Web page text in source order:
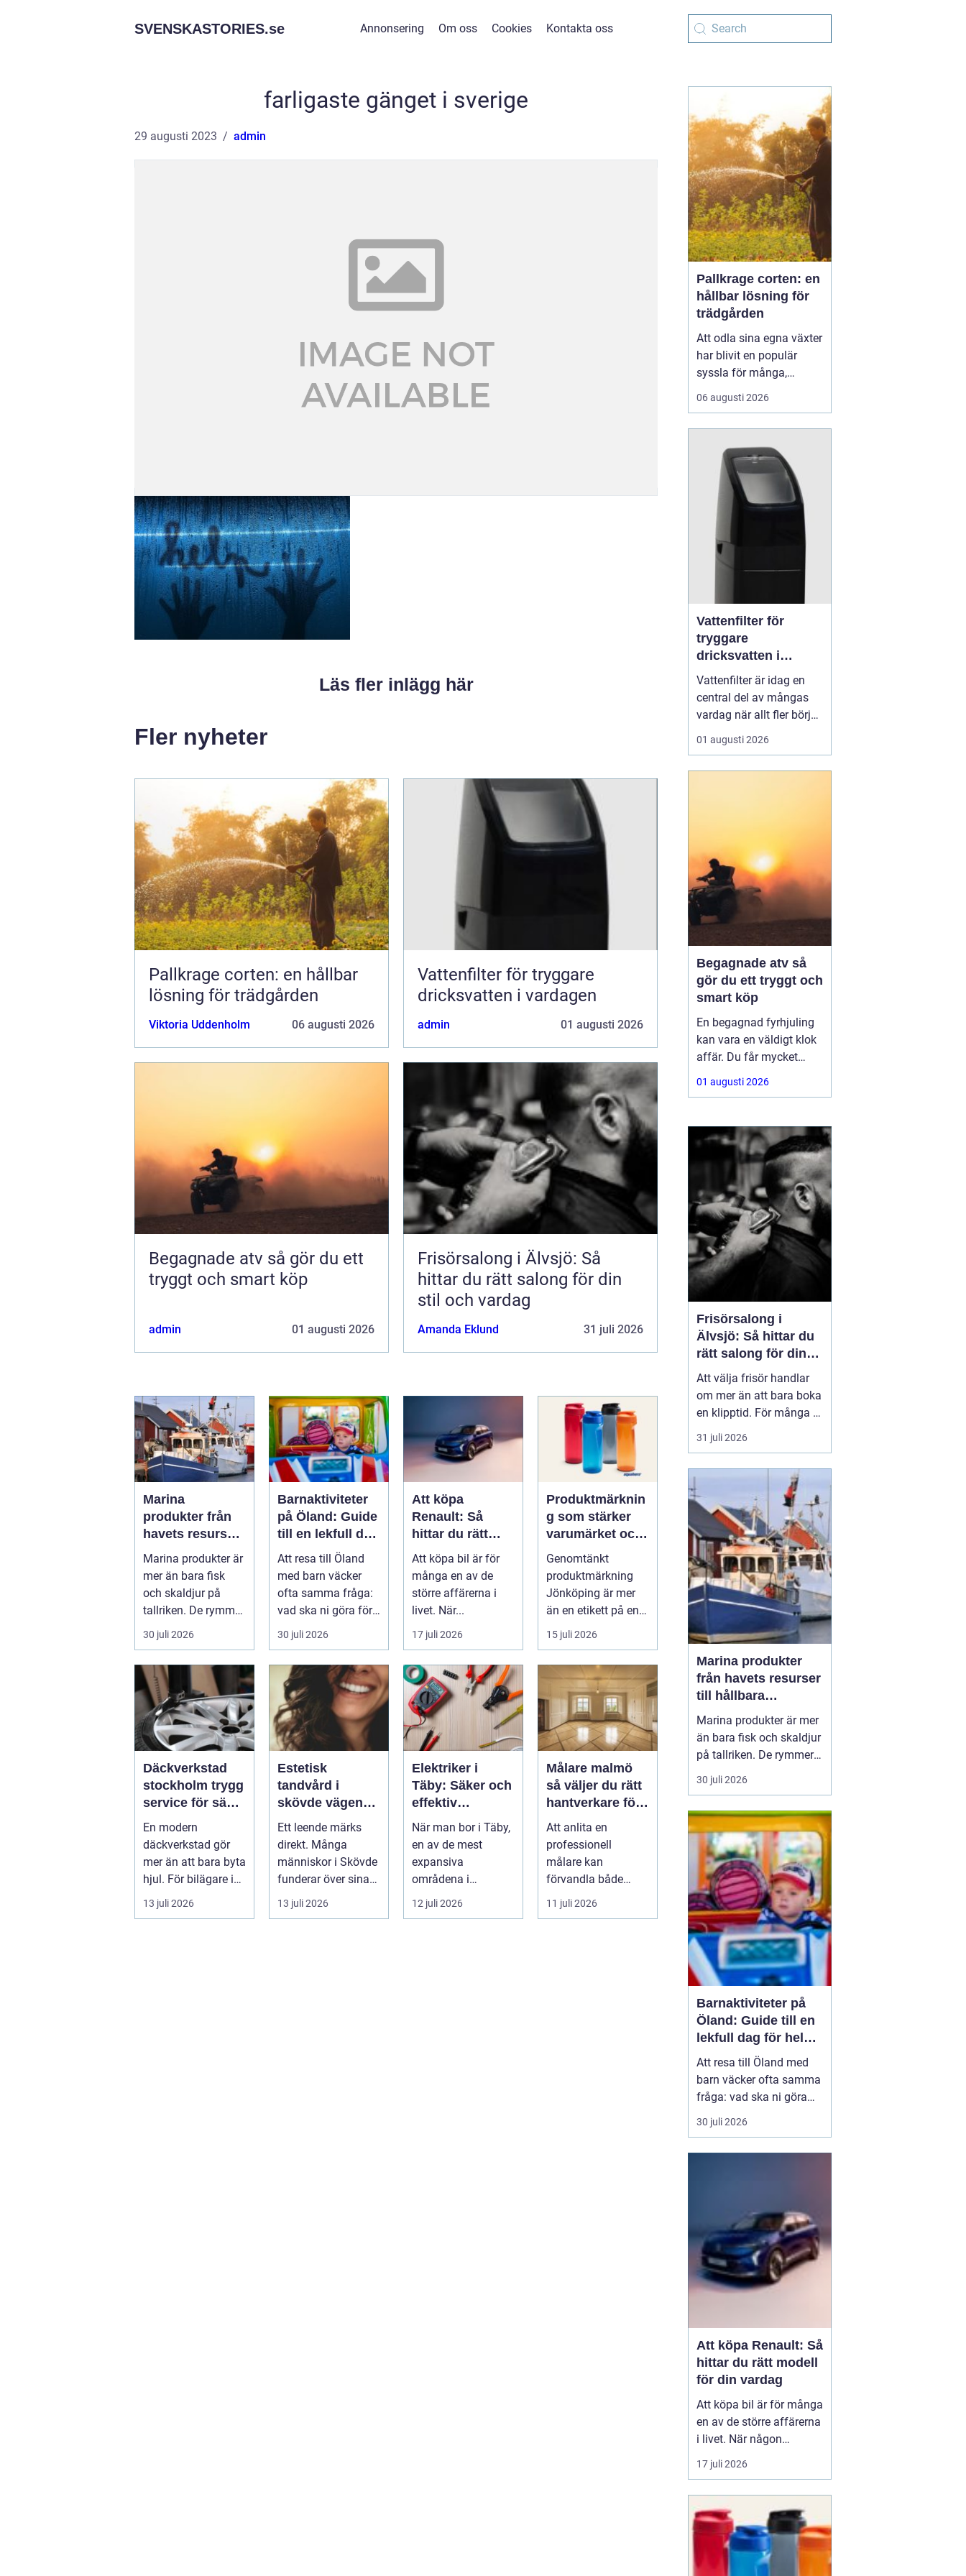
SVENSKASTORIES.se Annonsering Om oss Cookies Kontakta oss
farligaste gänget i sverige
29 augusti 2023 admin
Läs fler inlägg här
Fler nyheter
Pallkrage corten: en hållbar
lösning för trädgården
Viktoria Uddenholm 06 augusti 2026
Vattenfilter för tryggare
dricksvatten i vardagen
admin 01 augusti 2026
Begagnade atv så gör du ett
tryggt och smart köp
admin 01 augusti 2026
Frisörsalong i Älvsjö: Så
hittar du rätt salong för din
stil och vardag
Amanda Eklund 31 juli 2026
Marina
produkter från
havets resurser
till hållbara
upplevelser
Marina produkter är
mer än bara fisk
och skaldjur på
tallriken. De rymmer
allt från mat och
hälsa ti...
30 juli 2026
Barnaktiviteter
på Öland: Guide
till en lekfull dag
för hela familjen
Att resa till Öland
med barn väcker
ofta samma fråga:
vad ska ni göra för
30 juli 2026
Att köpa
Renault: Så
hittar du rätt
modell för din
vardag
Att köpa bil är för
många en av de
större affärerna i
livet. När...
17 juli 2026
Produktmärknin
g som stärker
varumärket och
förenklar
vardagen
Genomtänkt
produktmärkning
Jönköping är mer
än en etikett på en
15 juli 2026
Däckverkstad
stockholm trygg
service för säkra
mil året runt
En modern
däckverkstad gör
mer än att bara byta
hjul. För bilägare i
Stockholm handlar
valet av däck...
13 juli 2026
Estetisk
tandvård i
skövde vägen
till ett leende du
trivs med
Ett leende märks
direkt. Många
människor i Skövde
funderar över sina
tänder, men skjuter
upp att gör...
13 juli 2026
Elektriker i
Täby: Säker och
effektiv
elinstallation i
norrort
När man bor i Täby,
en av de mest
expansiva
områdena i
Stockholms norrort,
är b...
12 juli 2026
Målare malmö
så väljer du rätt
hantverkare för
hem och företag
Att anlita en
professionell
målare kan
förvandla både
bostad och
arbetsplats på kort
11 juli 2026
Pallkrage corten: en
hållbar lösning för
trädgården
Att odla sina egna växter
har blivit en populär
syssla för många,
oavsett om det handlar
om att ha en prunkande
balkongträdgård i stan.
En av de mest effektiva
och este...
06 augusti 2026
Vattenfilter för
tryggare
dricksvatten i
vardagen
Vattenfilter är idag en
central del av mångas
vardag när allt fler börjar
fundera på kvaliteten på
vattnet som kommer ur
hårt vat...
01 augusti 2026
Begagnade atv så
gör du ett tryggt och
smart köp
En begagnad fyrhjuling
kan vara en väldigt klok
affär. Du får mycket
funktion för pengarna
och slipper den största
ofta kommer direkt när
en maskin är ny.
Samtidigt kräver ett
andrahandsköp mer
eftertanke. Den som vill
köpa
01 augusti 2026
Frisörsalong i
Älvsjö: Så hittar du
rätt salong för din
stil och vardag
Att välja frisör handlar
om mer än att bara boka
en klipptid. För många är
frisörbesöket en paus i
vardagen, en chans att
känna sig mer som sig
själv. I Älvsjö fi...
31 juli 2026
Marina produkter
från havets resurser
till hållbara
upplevelser
Marina produkter är mer
än bara fisk och skaldjur
på tallriken. De rymmer
allt från mat och hälsa
till friluftsliv, kultur och
områden spelar havet en
central roll för både
ekonomi och livskvalitet.
När fler söker sig mot
nat...
30 juli 2026
Barnaktiviteter på
Öland: Guide till en
lekfull dag för hela
familjen
Att resa till Öland med
barn väcker ofta samma
fråga: vad ska ni göra
för att alla ska trivas,
oavsett ålder och
30 juli 2026
Att köpa Renault: Så
hittar du rätt modell
för din vardag
Att köpa bil är för många
en av de större affärerna
i livet. När någon
funderar på att köpa
Renault Skåne
17 juli 2026